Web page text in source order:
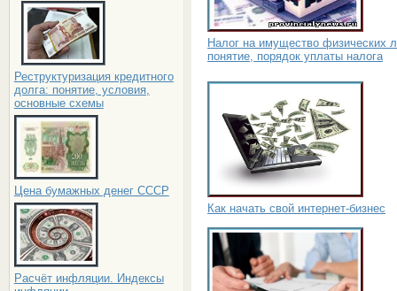
Реструктуризация кредитного
долга: понятие, условия,
основные схемы
Цена бумажных денег СССР
Расчёт инфляции. Индексы
Налог на имущество физических
понятие, порядок уплаты налога
Как начать свой интернет-бизнес